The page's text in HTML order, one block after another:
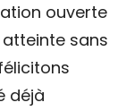
ouverte
sans
déjà